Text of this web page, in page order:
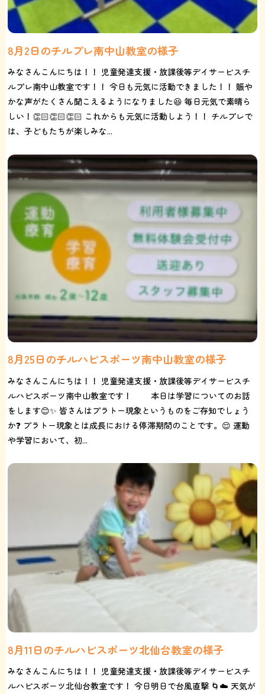
8月2日のチルプレ南中山教室の様子
みなさんこんにちは！！ 児童発達支援・放課後等デイサービスチ
ルプレ南中山教室です！！ 今日も元気に活動できました！！ 賑や
かな声がたくさん聞こえるようになりました😆 毎日元気で素晴ら
しい！👏🏻👏🏻👏🏻 これからも元気に活動しよう！！ チルプレで
は、子どもたちが楽しみな...
8月25日のチルハピスポーツ南中山教室の様子
みなさんこんにちは！！ 児童発達支援・放課後等デイサービスチ
ルハピスポーツ南中山教室です！ 本日は学習についてのお話
をします😊✨ 皆さんはプラトー現象というものをご存知でしょう
か❓ プラトー現象とは成長における停滞期間のことです。😌 運動
や学習において、初...
8月11日のチルハピスポーツ北仙台教室の様子
みなさんこんにちは！！ 児童発達支援・放課後等デイサービスチ
ルハピスポーツ北仙台教室です！ 今日明日で台風直撃 🌀☁️ 天気が